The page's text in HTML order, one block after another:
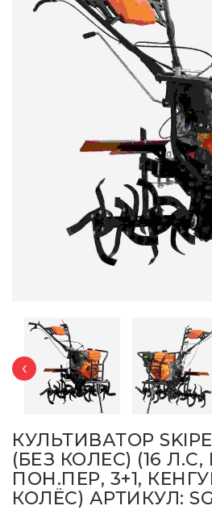
‹
КУЛЬТИВАТОР
(БЕЗ КОЛЕС) (16
ПОН.ПЕР, 3+1,
КОЛЁС) АРТИКУЛ: